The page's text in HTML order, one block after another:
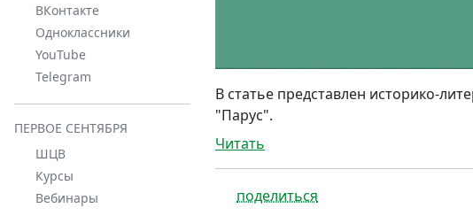
ВКонтакте
Одноклассники
YouTube
Telegram
ПЕРВОЕ СЕНТЯБРЯ
ШЦВ
Курсы
Вебинары
В статье представлен историко-
"Парус".
Читать
поделиться